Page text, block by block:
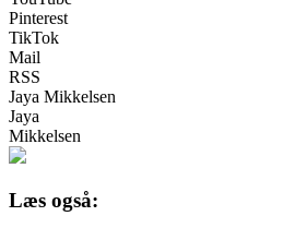
Pinterest
TikTok
Mail
RSS
Jaya Mikkelsen
Jaya
Mikkelsen
Læs også: